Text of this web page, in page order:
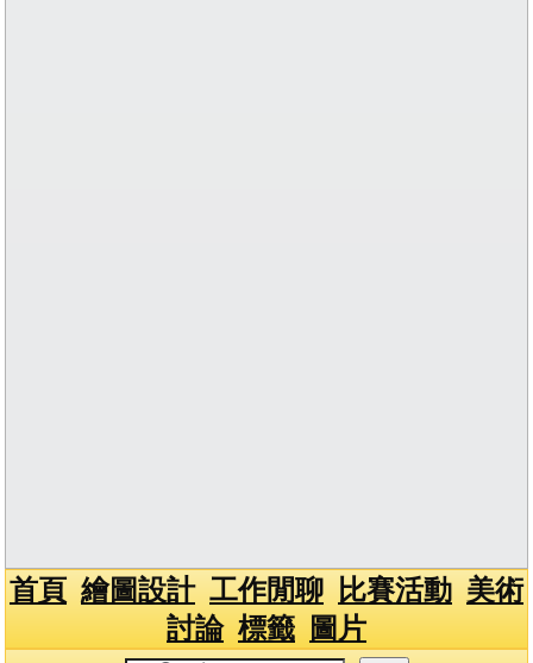
首頁 繪圖設計 工作閒聊 比賽活動 美術
討論 標籤 圖片